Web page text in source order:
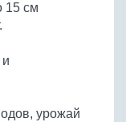
15 см
урожай